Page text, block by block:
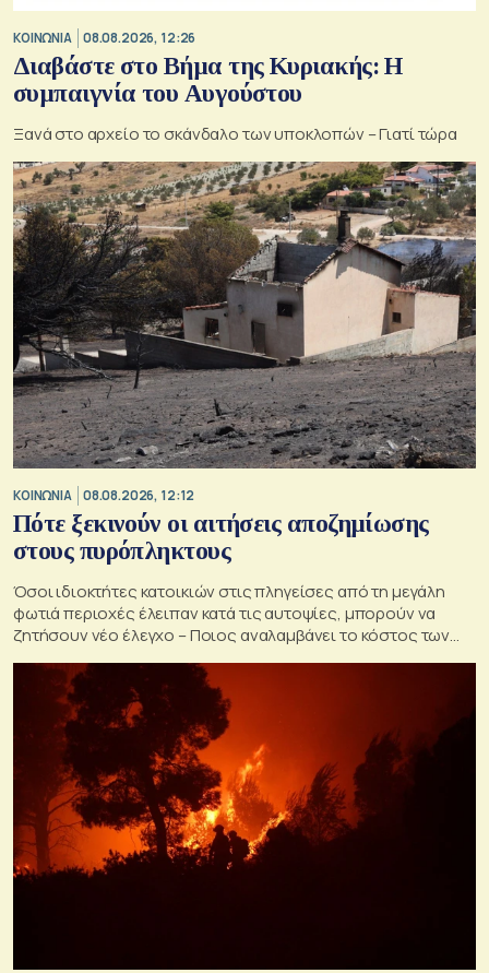
ΚΟΙΝΩΝΙΑ 08.08.2026, 12:26
Διαβάστε στο Βήμα της Κυριακής: Η
συμπαιγνία του Αυγούστου
Ξανά στο αρχείο το σκάνδαλο των υποκλοπών – Γιατί τώρα
ΚΟΙΝΩΝΙΑ 08.08.2026, 12:12
Πότε ξεκινούν οι αιτήσεις αποζημίωσης
στους πυρόπληκτους
Όσοι ιδιοκτήτες κατοικιών στις πληγείσες από τη μεγάλη
φωτιά περιοχές έλειπαν κατά τις αυτοψίες, μπορούν να
ζητήσουν νέο έλεγχο – Ποιος αναλαμβάνει το κόστος των